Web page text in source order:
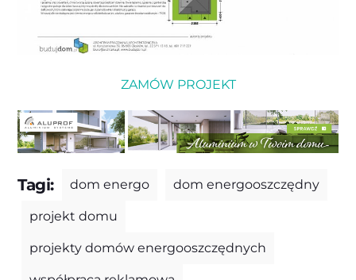
ZAMÓW PROJEKT
Tagi: dom energo dom energooszczędny
projekt domu
projekty domów energooszczędnych